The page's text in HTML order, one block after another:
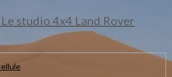
studio 4x4 Land Rover